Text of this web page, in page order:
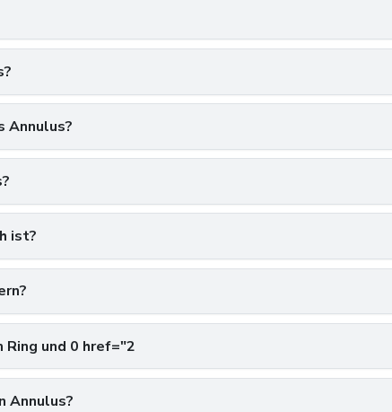
Annulus?
ist?
und 0 href="2
Annulus?